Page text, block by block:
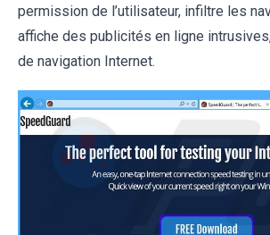
permission de l’utilisateur, infiltre les
affiche des publicités en ligne
de navigation Internet.